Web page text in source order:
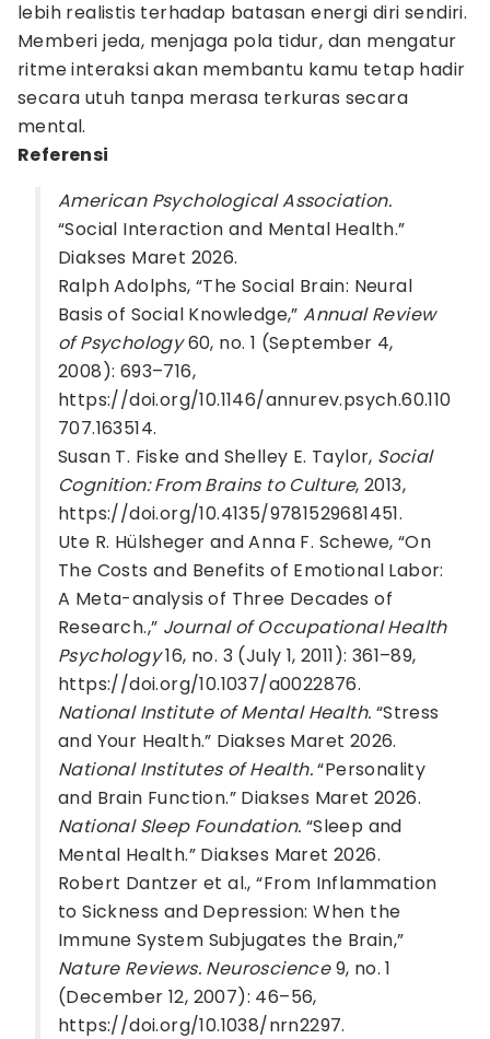
lebih realistis terhadap batasan energi diri sendiri.
Memberi jeda, menjaga pola tidur, dan mengatur
ritme interaksi akan membantu kamu tetap hadir
secara utuh tanpa merasa terkuras secara
mental.
Referensi
American Psychological Association.
“Social Interaction and Mental Health.”
Diakses Maret 2026.
Ralph Adolphs, “The Social Brain: Neural
Basis of Social Knowledge,”Annual Review
of Psychology60, no. 1 (September 4,
2008): 693–716,
https://doi.org/10.1146/annurev.psych.60.110
707.163514.
Susan T. Fiske and Shelley E. Taylor, Social
Cognition: From Brains to Culture, 2013,
https://doi.org/10.4135/9781529681451.
Ute R. Hülsheger and Anna F. Schewe, “On
The Costs and Benefits of Emotional Labor:
A Meta-analysis of Three Decades of
Research.,” Journal of Occupational Health
Psychology16, no. 3 (July 1, 2011): 361–89,
https://doi.org/10.1037/a0022876.
National Institute of Mental Health. “Stress
and Your Health.” Diakses Maret 2026.
National Institutes of Health.“Personality
and Brain Function.” Diakses Maret 2026.
National Sleep Foundation. “Sleep and
Mental Health.” Diakses Maret 2026.
Robert Dantzer et al., “From Inflammation
to Sickness and Depression: When the
Immune System Subjugates the Brain,”
Nature Reviews. Neuroscience9, no. 1
(December 12, 2007): 46–56,
https://doi.org/10.1038/nrn2297.